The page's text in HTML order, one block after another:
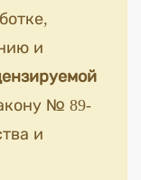
и
№ 89-
и